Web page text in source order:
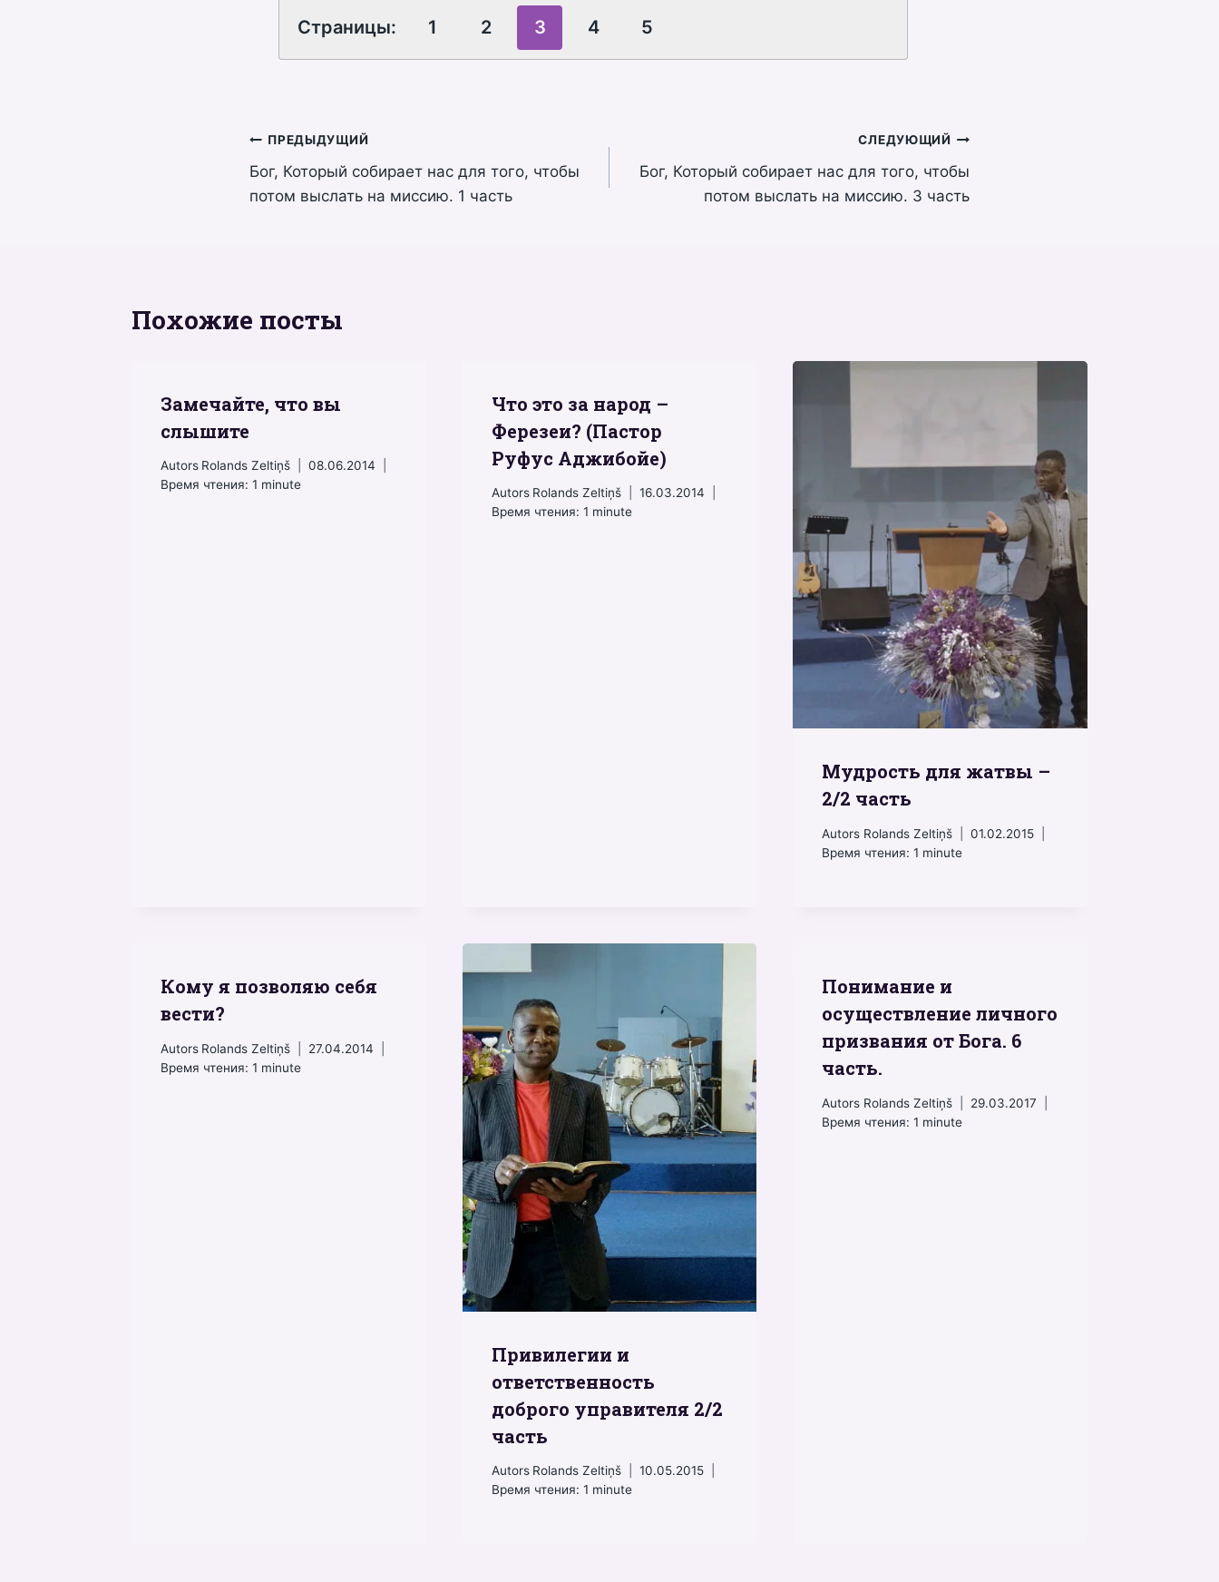
Страницы: 1 2 3 4 5
Навигация
по
ПРЕДЫДУЩИЙ
Бог, Который собирает нас для того, чтобы
потом выслать на миссию. 1 часть
СЛЕДУЮЩИЙ
Бог, Который собирает нас для того, чтобы
потом выслать на миссию. 3 часть
Похожие посты
Замечайте, что вы
слышите
Autors Rolands Zeltiņš
08.06.2014
Время чтения: 1 minute
Что это за народ –
Ферезеи? (Пастор
Руфус Аджибойе)
Autors Rolands Zeltiņš
16.03.2014
Время чтения: 1 minute
Мудрость для жатвы –
2/2 часть
Autors Rolands Zeltiņš
01.02.2015
Время чтения: 1 minute
Кому я позволяю себя
вести?
Autors Rolands Zeltiņš
27.04.2014
Время чтения: 1 minute
Привилегии и
ответственность
доброго управителя 2/2
часть
Autors Rolands Zeltiņš
10.05.2015
Время чтения: 1 minute
Понимание и
осуществление личного
призвания от Бога. 6
часть.
Autors Rolands Zeltiņš
29.03.2017
Время чтения: 1 minute